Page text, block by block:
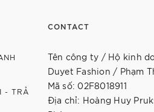
- TRẢ
CONTACT
Tên công ty / Hộ kinh
Duyet Fashion / Phạm
Mã số: 02F8018911
Địa chỉ: Hoàng Huy